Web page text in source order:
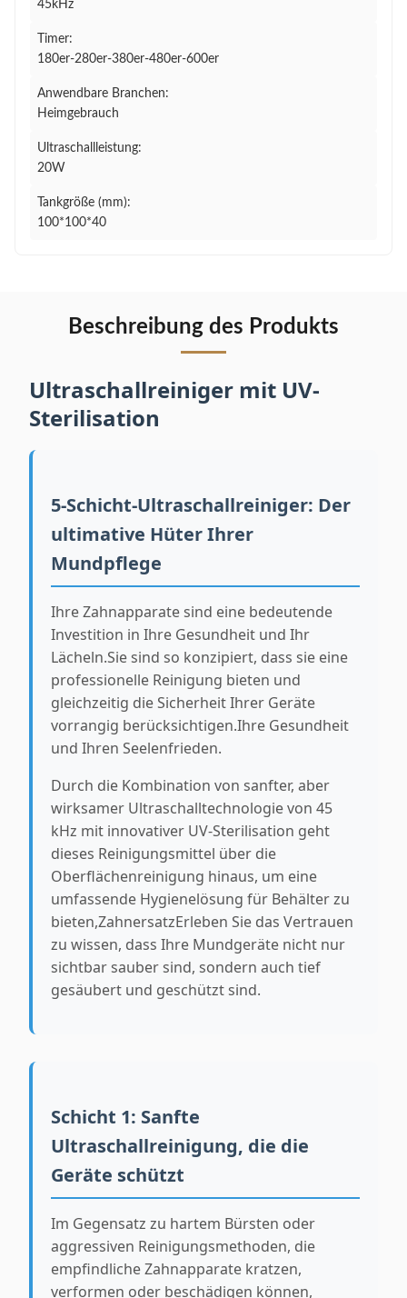
45kHz
Timer:
180er-280er-380er-480er-600er
Anwendbare Branchen:
Heimgebrauch
Ultraschallleistung:
20W
Tankgröße (mm):
100*100*40
Beschreibung des Produkts
Ultraschallreiniger mit UV-
Sterilisation
5-Schicht-Ultraschallreiniger: Der
ultimative Hüter Ihrer
Mundpflege
Ihre Zahnapparate sind eine bedeutende
Investition in Ihre Gesundheit und Ihr
Lächeln.Sie sind so konzipiert, dass sie eine
professionelle Reinigung bieten und
gleichzeitig die Sicherheit Ihrer Geräte
vorrangig berücksichtigen.Ihre Gesundheit
und Ihren Seelenfrieden.
Durch die Kombination von sanfter, aber
wirksamer Ultraschalltechnologie von 45
kHz mit innovativer UV-Sterilisation geht
dieses Reinigungsmittel über die
Oberflächenreinigung hinaus, um eine
umfassende Hygienelösung für Behälter zu
bieten,ZahnersatzErleben Sie das Vertrauen
zu wissen, dass Ihre Mundgeräte nicht nur
sichtbar sauber sind, sondern auch tief
gesäubert und geschützt sind.
Schicht 1: Sanfte
Ultraschallreinigung, die die
Geräte schützt
Im Gegensatz zu hartem Bürsten oder
aggressiven Reinigungsmethoden, die
empfindliche Zahnapparate kratzen,
verformen oder beschädigen können,